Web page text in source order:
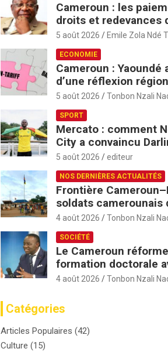
h
e
Cameroun : les
droits et redevances
ministère du
passent
TresorPay
5 août 2026 Emile Zola Ndé
ECONOMIE
Cameroun :
d’une réflexion
accélérer la mise en
la ZLECAf en Afrique
5 août 2026 Tonbon Nzali
SPORT
Mercato : comment
City a convaincu
avec une offre
5 août 2026 editeur
NOS DERNIÈRES ACTUALITÉS
Frontière
soldats camerounais
par les FACA, la
4 août 2026 Tonbon Nzali
SOCIÉTÉ
Le Cameroun
formation doctorale
création d’une
4 août 2026 Tonbon Nzali
Catégories
Articles Populaires (42)
Culture (15)